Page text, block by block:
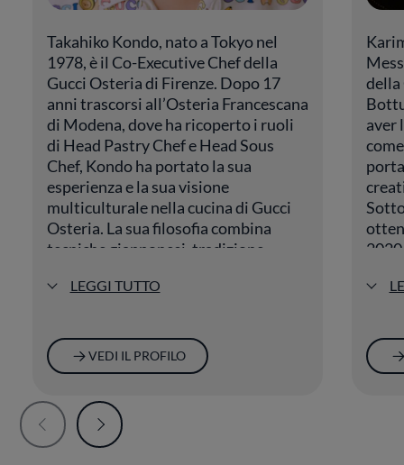
Takahiko Kondo, nato a Tokyo nel
1978, è il Co-Executive Chef della
Gucci Osteria di Firenze. Dopo 17
anni trascorsi all’Osteria Francescana
di Modena, dove ha ricoperto i ruoli
di Head Pastry Chef e Head Sous
Chef, Kondo ha portato la sua
esperienza e la sua visione
multiculturale nella cucina di Gucci
Osteria. La sua filosofia combina
tecniche giapponesi, tradizione
che raccontano un dialogo tra due
distingue per l’originalità e l’eleganza
dei suoi piatti.
LEGGI TUTTO
VEDI IL PROFILO
della
aver